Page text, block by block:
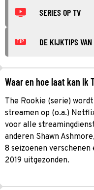
SERIES OP TV
TIP DE KIJKTIPS VAN
Waar en hoe laat kan ik
The Rookie (serie)
streamen op (o.a.)
voor alle
anderen Shawn
8 seizoenen
2019 uitgezonden.